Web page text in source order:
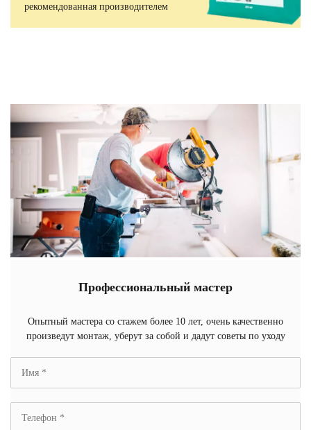
рекомендованная производителем
Профессиональный мастер
Опытный мастера со стажем более 10 лет, очень качественно
произведут монтаж, уберут за собой и дадут советы по уходу